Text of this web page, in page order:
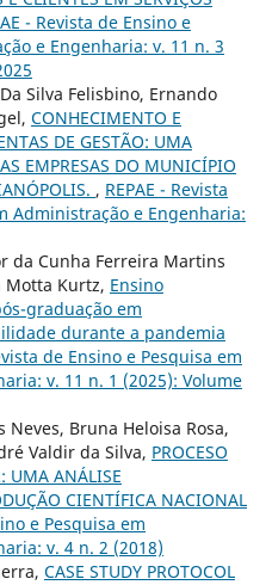
- Revista de Ensino e
e Engenharia: v. 11 n. 3
Silva Felisbino, Ernando
CONHECIMENTO E
DE GESTÃO: UMA
EMPRESAS DO MUNICÍPIO
, REPAE - Revista
Administração e Engenharia:
da Cunha Ferreira Martins
Motta Kurtz, Ensino
graduação em
durante a pandemia
de Ensino e Pesquisa em
v. 11 n. 1 (2025): Volume
Neves, Bruna Heloisa Rosa,
Valdir da Silva, PROCESO
UMA ANÁLISE
CIENTÍFICA NACIONAL
e Pesquisa em
v. 4 n. 2 (2018)
CASE STUDY PROTOCOL